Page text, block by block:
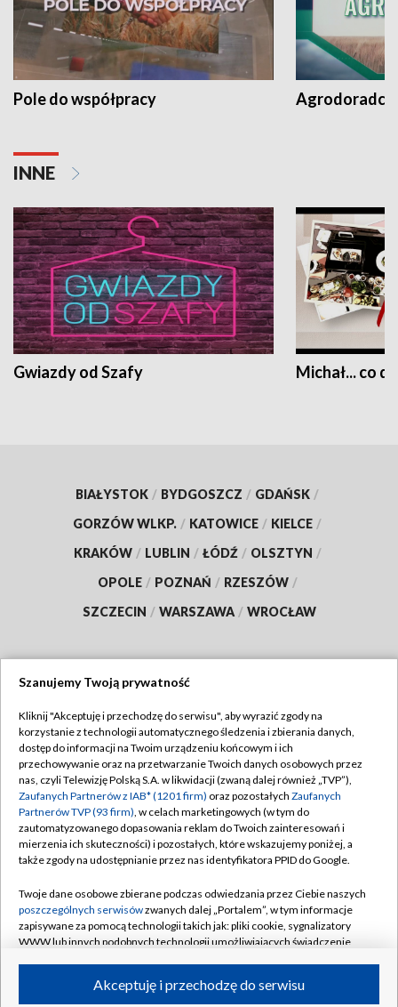
Pole do współpracy Agrodoradcy
INNE
Gwiazdy od Szafy Michał... co
BIAŁYSTOK / BYDGOSZCZ / GDAŃSK /
GORZÓW WLKP. / KATOWICE / KIELCE /
KRAKÓW / LUBLIN / ŁÓDŹ / OLSZTYN /
OPOLE / POZNAŃ / RZESZÓW /
SZCZECIN / WARSZAWA / WROCŁAW
TVP
Abonament TVP
Emisja w TVP
Centrum informacji TVP
Naziemna Telewizja Cyfrowa
Rada Programowa
System NOS
Informacje o nadawcy
Program dla prasy
Regulamin TVP
Polityka prywatności
Moje zgody
Pomoc
Kontakt
Kanały
Szanujemy Twoją prywatność
Kliknij "Akceptuję i przechodzę do serwisu", aby wyrazić zgody na
korzystanie z technologii automatycznego śledzenia i zbierania danych,
dostęp do informacji na Twoim urządzeniu końcowym i ich
przechowywanie oraz na przetwarzanie Twoich danych osobowych przez
nas, czyli Telewizję Polską S.A. w likwidacji (zwaną dalej również „TVP”),
Zaufanych Partnerów z IAB* (1201 firm) oraz pozostałych Zaufanych
Partnerów TVP (93 firm), w celach marketingowych (w tym do
zautomatyzowanego dopasowania reklam do Twoich zainteresowań i
mierzenia ich skuteczności) i pozostałych, które wskazujemy poniżej, a
także zgody na udostępnianie przez nas identyfikatora PPID do Google.
Twoje dane osobowe zbierane podczas odwiedzania przez Ciebie naszych
poszczególnych serwisówzwanych dalej „Portalem”, w tym informacje
zapisywane za pomocą technologii takich jak: pliki cookie, sygnalizatory
WWW lub innych podobnych technologii umożliwiających świadczenie
ruchu w Internecie.Akceptuję i przechodzę do serwisu